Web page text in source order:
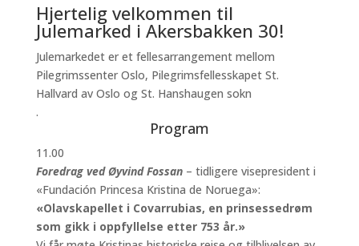
Hjertelig velkommen til
Julemarked i Akersbakken 30!
Julemarkedet er et fellesarrangement mellom
Pilegrimssenter Oslo, Pilegrimsfellesskapet St.
Hallvard av Oslo og St. Hanshaugen sokn
.
Program
11.00
Foredrag ved Øyvind Fossan– tidligere visepresident i
«Fundación Princesa Kristina de Noruega»:
«Olavskapellet i Covarrubias, en prinsessedrøm
som gikk i oppfyllelse etter 753 år.»